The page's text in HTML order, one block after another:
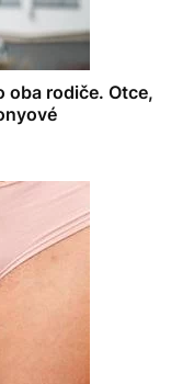
oba rodiče. Otce,